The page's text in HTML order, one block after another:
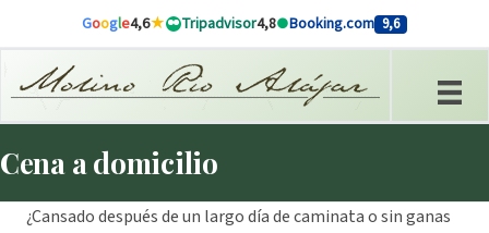
Ir al contenido
Google4,6 Tripadvisor4,8 Booking.com 9,6
Cena a domicilio
¿Cansado después de un largo día de caminata o sin ganas